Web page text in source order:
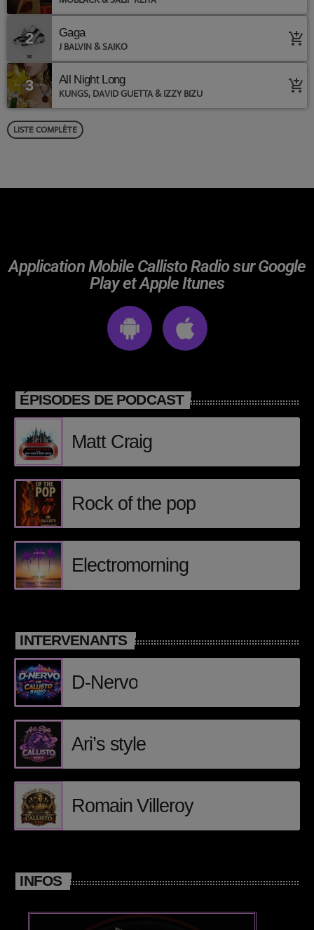
2 Gaga
J BALVIN & SAIKO add_shopping_cart
3 All Night Long
KUNGS, DAVID GUETTA & IZZY BIZU add_shopping_cart
LISTE COMPLÈTE
Application Mobile Callisto Radio sur Google
Play et Apple Itunes
ÉPISODES DE PODCAST
Matt Craig
Rock of the pop
Electromorning
INTERVENANTS
D-Nervo
Ari’s style
Romain Villeroy
INFOS